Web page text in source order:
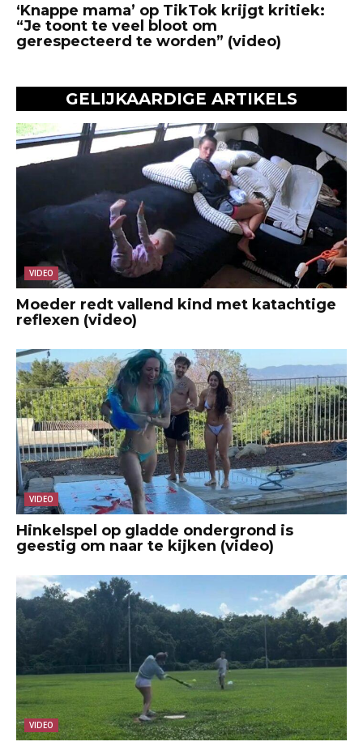
‘Knappe mama’ op TikTok krijgt kritiek:
“Je toont te veel bloot om
gerespecteerd te worden” (video)
GELIJKAARDIGE ARTIKELS
VIDEO
Moeder redt vallend kind met katachtige
reflexen (video)
VIDEO
Hinkelspel op gladde ondergrond is
geestig om naar te kijken (video)
VIDEO